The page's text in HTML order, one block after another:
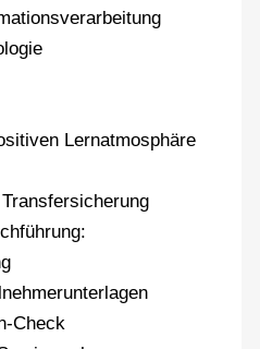
Lernatmosphäre
Check